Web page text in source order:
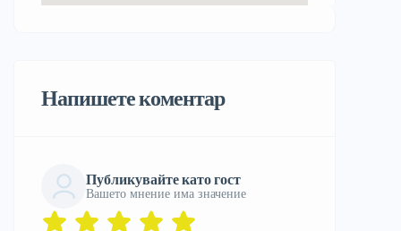
Напишете коментар
Публикувайте като гост
Вашето мнение има значение